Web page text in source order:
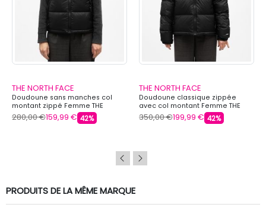
THE NORTH FACE
Doudoune sans manches col
montant zippé Femme THE
NORTH FACE
280,00 €159,99 € 42%
THE NORTH FACE
Doudoune classique zippée
avec col montant Femme THE
NORTH FACE
350,00 €199,99 € 42%
PRODUITS DE LA MÊME MARQUE